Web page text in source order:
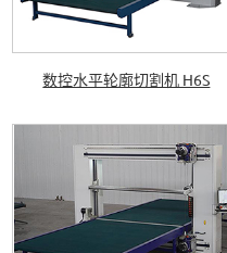
数控水平轮廓切割机 H6S